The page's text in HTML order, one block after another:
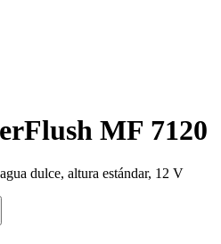
MF 7120
dulce, altura estándar, 12 V